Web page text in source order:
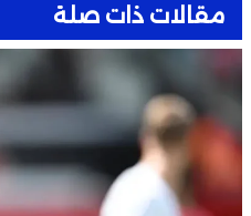
مقالات ذات صلة